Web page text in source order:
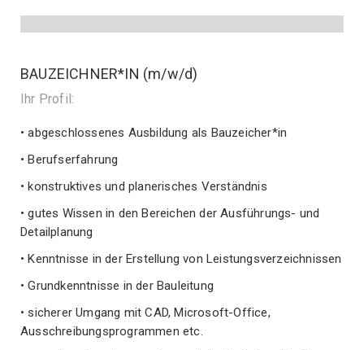
BAUZEICHNER*IN (m/w/d)
Ihr Profil:
• abgeschlossenes Ausbildung als Bauzeicher*in
• Berufserfahrung
• konstruktives und planerisches Verständnis
• gutes Wissen in den Bereichen der Ausführungs- und
Detailplanung
• Kenntnisse in der Erstellung von Leistungsverzeichnissen
• Grundkenntnisse in der Bauleitung
• sicherer Umgang mit CAD, Microsoft-Office,
Ausschreibungsprogrammen etc.